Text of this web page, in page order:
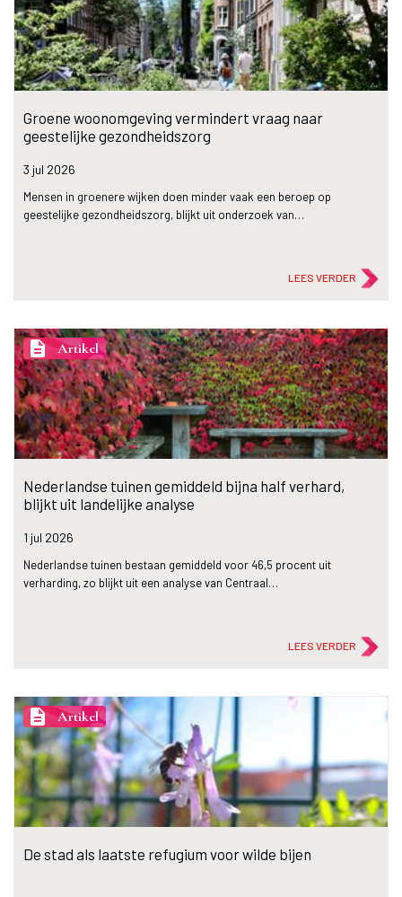
Groene woonomgeving vermindert vraag naar
geestelijke gezondheidszorg
3 jul 2026
Mensen in groenere wijken doen minder vaak een beroep op
geestelijke gezondheidszorg, blijkt uit onderzoek van…
LEES VERDER
description Artikel
Nederlandse tuinen gemiddeld bijna half verhard,
blijkt uit landelijke analyse
1 jul 2026
Nederlandse tuinen bestaan gemiddeld voor 46,5 procent uit
verharding, zo blijkt uit een analyse van Centraal…
LEES VERDER
description Artikel
De stad als laatste refugium voor wilde bijen